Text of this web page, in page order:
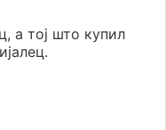
а тој што купил